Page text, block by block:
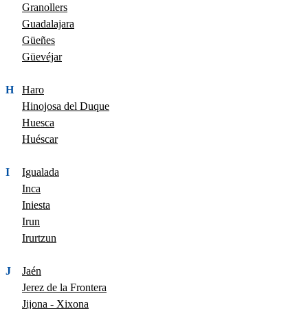
Granollers
Guadalajara
Güeñes
Güevéjar
H
Haro
Hinojosa del Duque
Huesca
Huéscar
I
Igualada
Inca
Iniesta
Irun
Irurtzun
J
Jaén
Jerez de la Frontera
Jijona - Xixona